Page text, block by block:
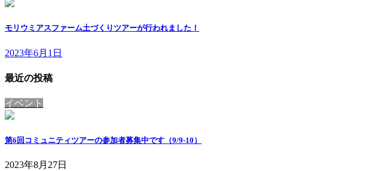
モリウミアスファーム土づくりツアーが行われました！
2023年6月1日
最近の投稿
イベント
第6回コミュニティツアーの参加者募集中です（9/9-10）
2023年8月27日